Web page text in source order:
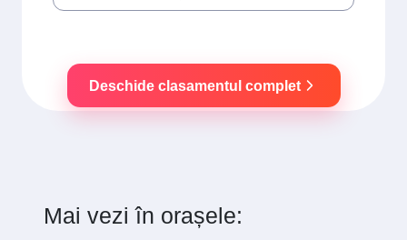
Deschide clasamentul complet
Mai vezi în orașele: